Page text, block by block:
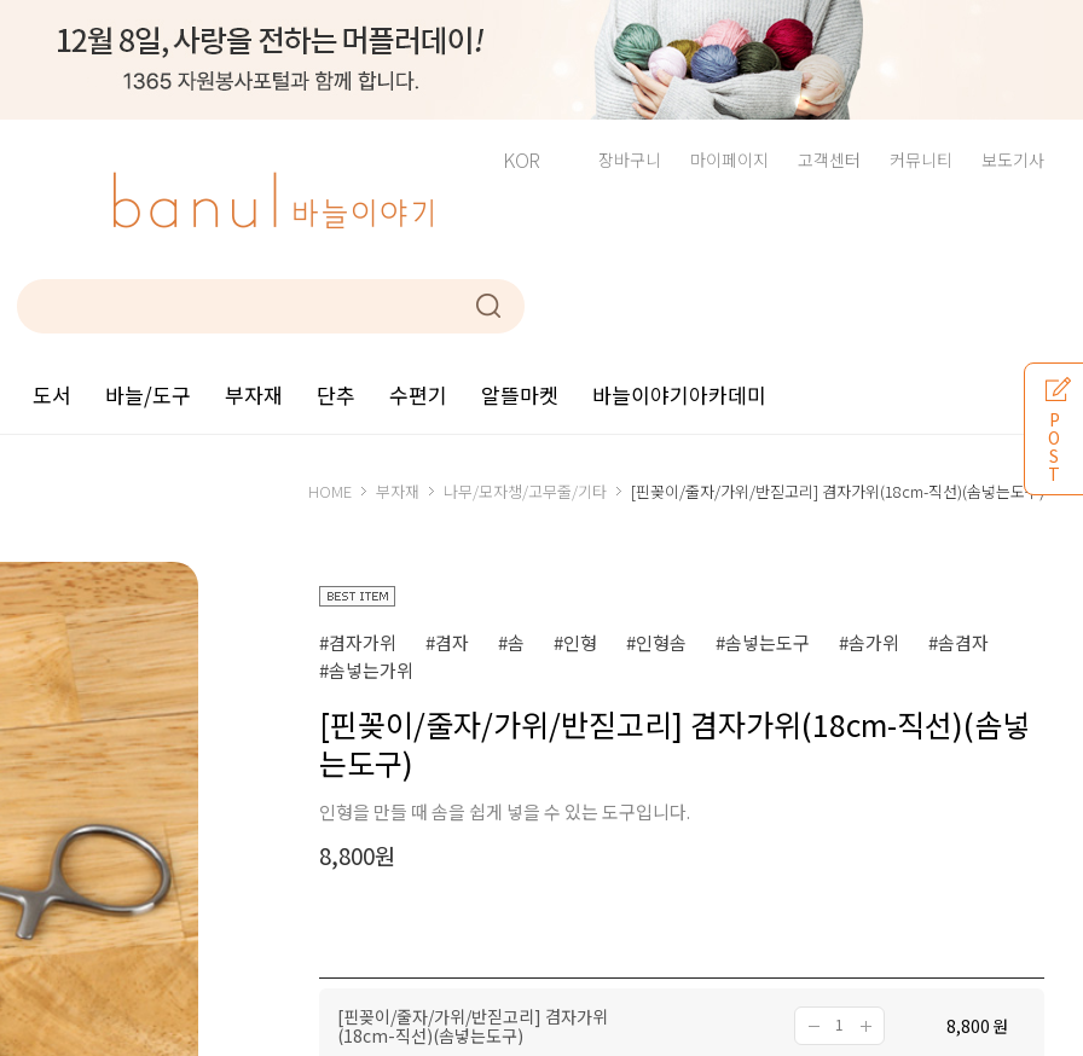
KOR 장바구니 마이페이지 고객센터 커뮤니티 보도기사
도서 바늘/도구 부자재 단추 수편기 알뜰마켓 바늘이야기아카데미
HOME 부자재 나무/모자챙/고무줄/기타 [핀꽂이/줄자/가위/반짇고리] 겸자가위(18cm-직선)(솜넣는도구)
#겸자가위 #겸자 #솜 #인형 #인형솜 #솜넣는도구 #솜가위
#솜겸자
#솜넣는가위
[핀꽂이/줄자/가위/반짇고리] 겸자가위(18cm-직선)(솜넣
는도구)
인형을 만들 때 솜을 쉽게 넣을 수 있는 도구입니다.
8,800원
[핀꽂이/줄자/가위/반짇고리] 겸자가위
(18cm-직선)(솜넣는도구)
8,800 원
P
O
S
T